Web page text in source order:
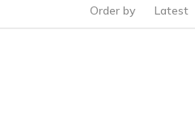
Order by Latest